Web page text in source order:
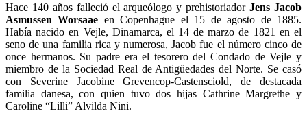
Hace 140 años falleció el arqueólogo y prehistoriadorJens Jacob
Asmussen Worsaae en Copenhague el 15 de agosto de 1885.
Había nacido en Vejle, Dinamarca, el 14 de marzo de 1821 en el
seno de una familia rica y numerosa, Jacob fue el número cinco de
once hermanos. Su padre era el tesorero del Condado de Vejle y
miembro de la Sociedad Real de Antigüedades del Norte. Se casó
con Severine Jacobine Grevencop-Castensciold, de destacada
familia danesa, con quien tuvo dos hijas Cathrine Margrethe y
Caroline “Lilli” Alvilda Nini.